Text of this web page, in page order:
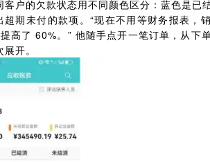
户的欠款状态用不同颜色区分：蓝色是已
期未付的款项。“现在不用等财务报表，
高了 60%。” 他随手点开一笔订单，从下
开。